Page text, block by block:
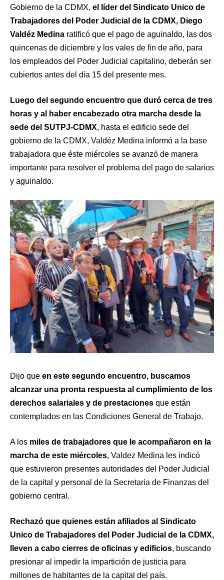
Gobierno de la CDMX, el líder del Sindicato Unico de
Trabajadores del Poder Judicial de la CDMX, Diego
Valdéz Medina ratificó que el pago de aguinaldo, las dos
quincenas de diciembre y los vales de fin de año, para
los empleados del Poder Judicial capitalino, deberán ser
cubiertos antes del día 15 del presente mes.
Luego del segundo encuentro que duró cerca de tres
horas y al haber encabezado otra marcha desde la
sede del SUTPJ-CDMX, hasta el edificio sede del
gobierno de la CDMX, Valdéz Medina informó a la base
trabajadora que éste miércoles se avanzó de manera
importante para resolver el problema del pago de salarios
y aguinaldo.
Dijo que en este segundo encuentro, buscamos
alcanzar una pronta respuesta al cumplimiento de los
derechos salariales y de prestaciones que están
contemplados en las Condiciones General de Trabajo.
A los miles de trabajadores que le acompañaron en la
marcha de este miércoles, Valdez Medina les indicó
que estuvieron presentes autoridades del Poder Judicial
de la capital y personal de la Secretaria de Finanzas del
gobierno central.
Rechazó que quienes están afiliados al Sindicato
Unico de Trabajadores del Poder Judicial de la CDMX,
lleven a cabo cierres de oficinas y edificios, buscando
presionar al impedir la impartición de justicia para
millones de habitantes de la capital del país.